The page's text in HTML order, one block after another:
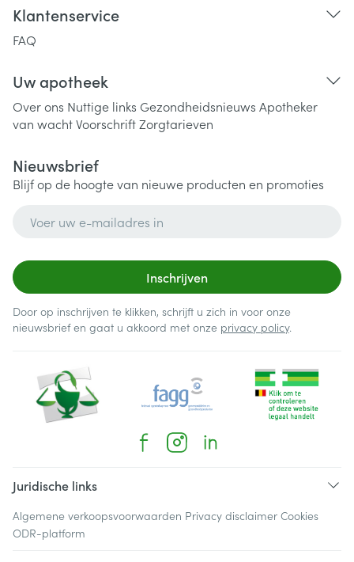
Klantenservice
FAQ
Uw apotheek
Over ons Nuttige links Gezondheidsnieuws Apotheker
van wachtVoorschriftZorgtarieven
Nieuwsbrief
Blijf op de hoogte van nieuwe producten en promoties
Inschrijven
Door op inschrijven te klikken, schrijft u zich in voor onze
nieuwsbrief en gaat u akkoord met onze privacy policy.
Juridische links
Algemene verkoopsvoorwaarden Privacy disclaimer Cookies
ODR-platform